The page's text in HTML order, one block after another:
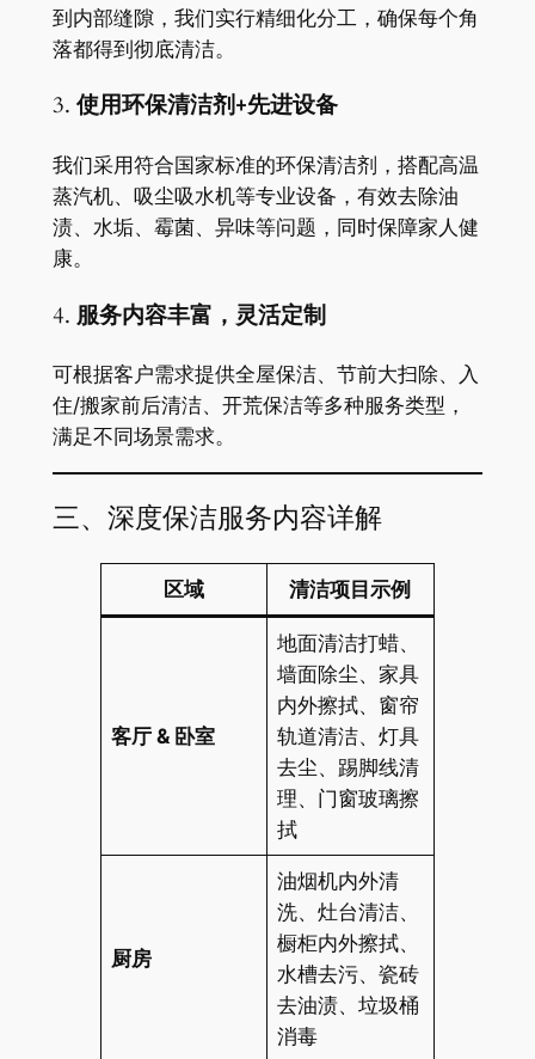
到内部缝隙，我们实行精细化分工，确保每个角
落都得到彻底清洁。
3. 使用环保清洁剂+先进设备
我们采用符合国家标准的环保清洁剂，搭配高温
蒸汽机、吸尘吸水机等专业设备，有效去除油
渍、水垢、霉菌、异味等问题，同时保障家人健
康。
4. 服务内容丰富，灵活定制
可根据客户需求提供全屋保洁、节前大扫除、入
住/搬家前后清洁、开荒保洁等多种服务类型，
满足不同场景需求。
三、深度保洁服务内容详解
区域 清洁项目示例
客厅 & 卧室
地面清洁打蜡、
墙面除尘、家具
内外擦拭、窗帘
轨道清洁、灯具
去尘、踢脚线清
理、门窗玻璃擦
拭
厨房
油烟机内外清
洗、灶台清洁、
橱柜内外擦拭、
水槽去污、瓷砖
去油渍、垃圾桶
消毒